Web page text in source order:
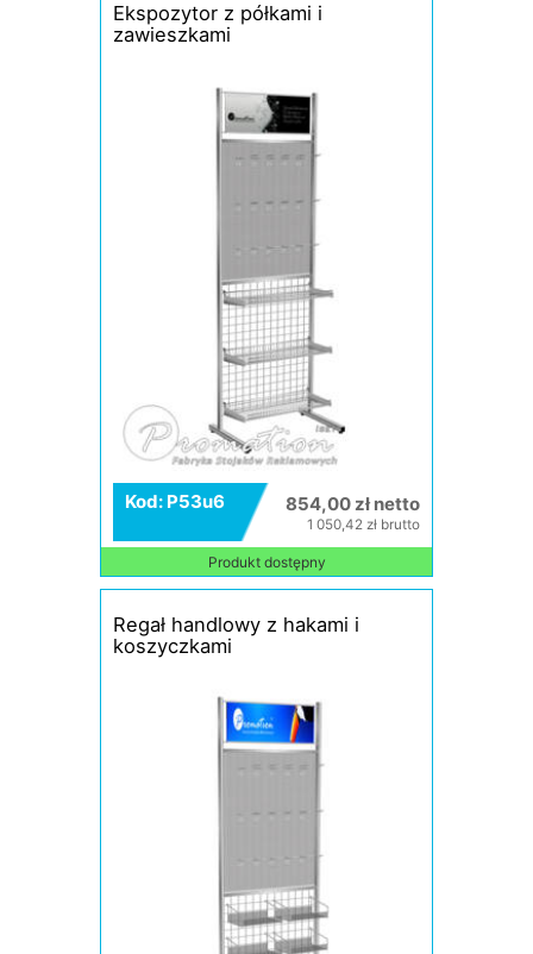
Ekspozytor z półkami i
zawieszkami
Kod: P53u6 854,00 zł netto
1 050,42 zł brutto
Produkt dostępny
Regał handlowy z hakami i
koszyczkami